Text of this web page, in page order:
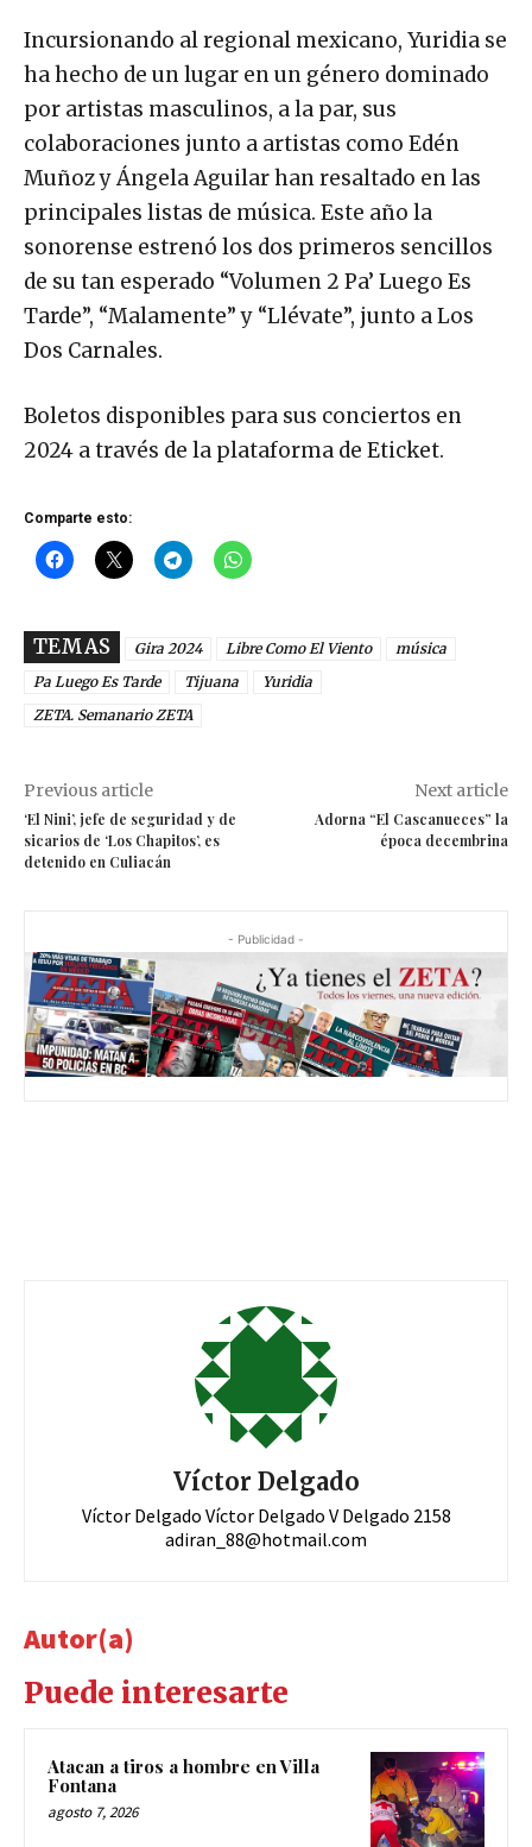
Incursionando al regional mexicano, Yuridia se
ha hecho de un lugar en un género dominado
por artistas masculinos, a la par, sus
colaboraciones junto a artistas como Edén
Muñoz y Ángela Aguilar han resaltado en las
principales listas de música. Este año la
sonorense estrenó los dos primeros sencillos
de su tan esperado “Volumen 2 Pa’ Luego Es
Tarde”, “Malamente” y “Llévate”, junto a Los
Dos Carnales.
Boletos disponibles para sus conciertos en
2024 a través de la plataforma de Eticket.
Comparte esto:
TEMAS Gira 2024 Libre Como El Viento
música
Pa Luego Es Tarde
Tijuana
Yuridia
ZETA. Semanario ZETA
Previous article
‘El Nini’, jefe de seguridad y de
sicarios de ‘Los Chapitos’, es
detenido en Culiacán
Next article
Adorna “El Cascanueces” la
época decembrina
- Publicidad -
Víctor Delgado
Víctor Delgado Víctor Delgado V Delgado 2158
adiran_88@hotmail.com
Autor(a)
Puede interesarte
Atacan a tiros a hombre en Villa
Fontana
agosto 7, 2026